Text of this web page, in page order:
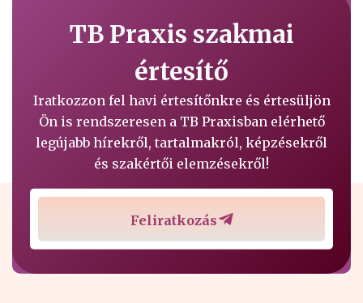
TB Praxis szakmai
értesítő
Iratkozzon fel havi értesítőnkre és értesüljön
Ön is rendszeresen a TB Praxisban elérhető
legújabb hírekről, tartalmakról, képzésekről
és szakértői elemzésekről!
Feliratkozás